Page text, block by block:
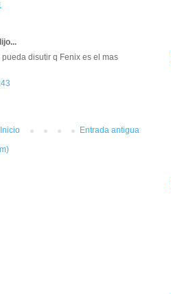
disutir q Fenix es el mas
Entrada antigua
Inicio